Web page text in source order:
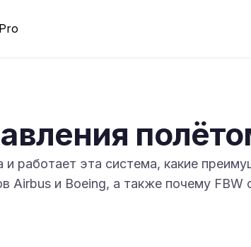
работает эта система, какие
Airbus и Boeing, а также почему FBW